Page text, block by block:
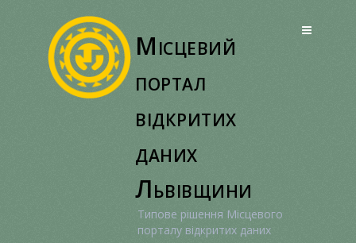
Місцевий
портал
відкритих
даних
Львівщини
Типове рішення Місцевого
порталу відкритих даних